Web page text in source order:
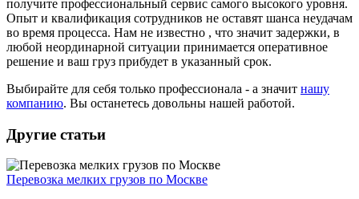
получите профессиональный сервис самого высокого уровня.
Опыт и квалификация сотрудников не оставят шанса неудачам
во время процесса. Нам не известно , что значит задержки, в
любой неординарной ситуации принимается оперативное
решение и ваш груз прибудет в указанный срок.
Выбирайте для себя только профессионала - а значит нашу
компанию. Вы останетесь довольны нашей работой.
Другие статьи
Перевозка мелких грузов по Москве